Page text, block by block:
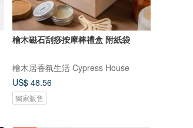
檜木磁石刮痧按摩棒禮盒 附紙袋
檜木居香氛生活 Cypress House
US$ 48.56
獨家販售